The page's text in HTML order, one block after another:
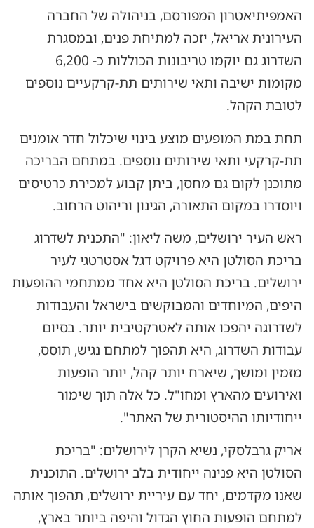
האמפיתיאטרון המפורסם, בניהולה של החברה
העירונית אריאל, יזכה למתיחת פנים, ובמסגרת
השדרוג גם יוקמו טריבונות הכוללות כ- 6,200
מקומות ישיבה ותאי שירותים תת-קרקעיים נוספים
לטובת הקהל.
תחת במת המופעים מוצע בינוי שיכלול חדר אומנים
תת-קרקעי ותאי שירותים נוספים. במתחם הבריכה
מתוכנן לקום גם מחסן, ביתן קבוע למכירת כרטיסים
ויוסדרו במקום התאורה, הגינון וריהוט הרחוב.
ראש העיר ירושלים, משה ליאון: "התכנית לשדרוג
בריכת הסולטן היא פרויקט דגל אסטרטגי לעיר
ירושלים. בריכת הסולטן היא אחד ממתחמי ההופעות
היפים, המיוחדים והמבוקשים בישראל והעבודות
לשדרוגה יהפכו אותה לאטרקטיבית יותר. בסיום
עבודות השדרוג, היא תהפוך למתחם נגיש, תוסס,
מזמין ומושך, שיארח יותר קהל, יותר הופעות
ואירועים מהארץ ומחו"ל. כל אלה תוך שימור
ייחודיותו ההיסטורית של האתר".
אריק גרבלסקי, נשיא הקרן לירושלים: "בריכת
הסולטן היא פנינה ייחודית בלב ירושלים. התוכנית
שאנו מקדמים, יחד עם עיריית ירושלים, תהפוך אותה
למתחם הופעות החוץ הגדול והיפה ביותר בארץ,